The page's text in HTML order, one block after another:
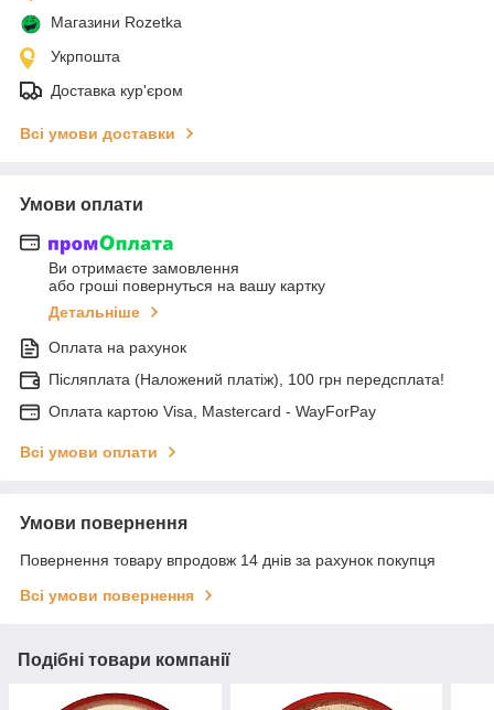
Магазини Rozetka
Укрпошта
Доставка кур'єром
Всі умови доставки
Умови оплати
Ви отримаєте замовлення
або гроші повернуться на вашу картку
Детальніше
Оплата на рахунок
Післяплата (Наложений платіж), 100 грн передсплата!
Оплата картою Visa, Mastercard - WayForPay
Всі умови оплати
Умови повернення
Повернення товару впродовж 14 днів за рахунок покупця
Всі умови повернення
Подібні товари компанії